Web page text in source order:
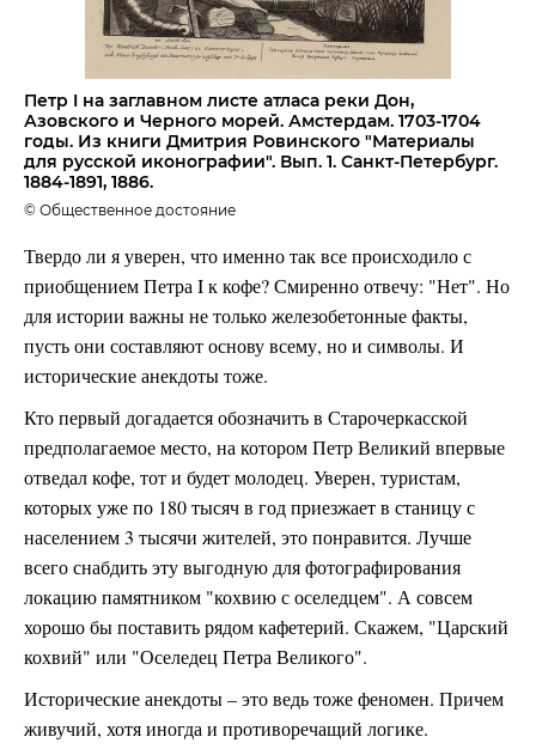
Петр I на заглавном листе атласа реки Дон,
Азовского и Черного морей. Амстердам. 1703-1704
годы. Из книги Дмитрия Ровинского "Материалы
для русской иконографии". Вып. 1. Санкт-Петербург.
1884-1891, 1886.
© Общественное достояние
Твердо ли я уверен, что именно так все происходило с
приобщением Петра I к кофе? Смиренно отвечу: "Нет". Но
для истории важны не только железобетонные факты,
пусть они составляют основу всему, но и символы. И
исторические анекдоты тоже.
Кто первый догадается обозначить в Старочеркасской
предполагаемое место, на котором Петр Великий впервые
отведал кофе, тот и будет молодец. Уверен, туристам,
которых уже по 180 тысяч в год приезжает в станицу с
населением 3 тысячи жителей, это понравится. Лучше
всего снабдить эту выгодную для фотографирования
локацию памятником "кохвию с оселедцем". А совсем
хорошо бы поставить рядом кафетерий. Скажем, "Царский
кохвий" или "Оселедец Петра Великого".
Исторические анекдоты – это ведь тоже феномен. Причем
живучий, хотя иногда и противоречащий логике.